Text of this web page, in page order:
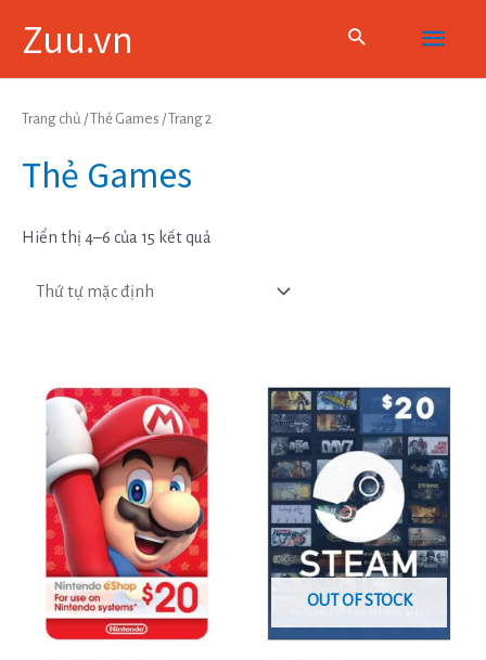
Zuu.vn
Main
Menu
Trang chủ /Thẻ Games / Trang 2
Thẻ Games
Hiển thị 4–6 của 15 kết quả
OUT OF STOCK